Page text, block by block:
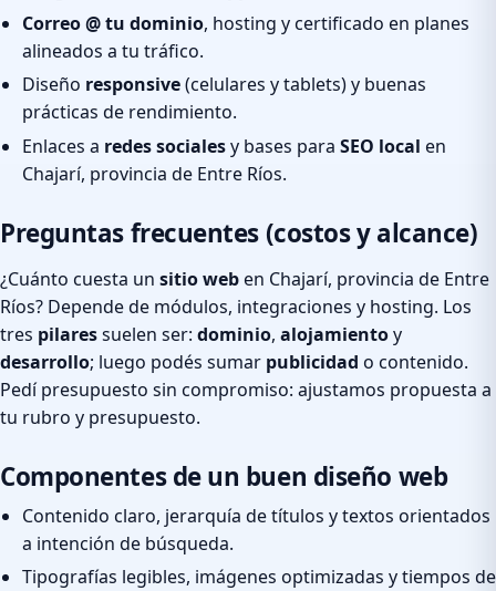
Correo @ tu dominio, hosting y certificado en planes
alineados a tu tráfico.
Diseño responsive(celulares y tablets) y buenas
prácticas de rendimiento.
Enlaces a redes socialesy bases para SEO local en
Chajarí, provincia de Entre Ríos.
Preguntas frecuentes (costos y alcance)
¿Cuánto cuesta un sitio weben Chajarí, provincia de Entre
Ríos? Depende de módulos, integraciones y hosting. Los
tres pilaressuelen ser: dominio, alojamientoy
desarrollo; luego podés sumar publicidad o contenido.
Pedí presupuesto sin compromiso: ajustamos propuesta a
tu rubro y presupuesto.
Componentes de un buen diseño web
Contenido claro, jerarquía de títulos y textos orientados
a intención de búsqueda.
Tipografías legibles, imágenes optimizadas y tiempos de